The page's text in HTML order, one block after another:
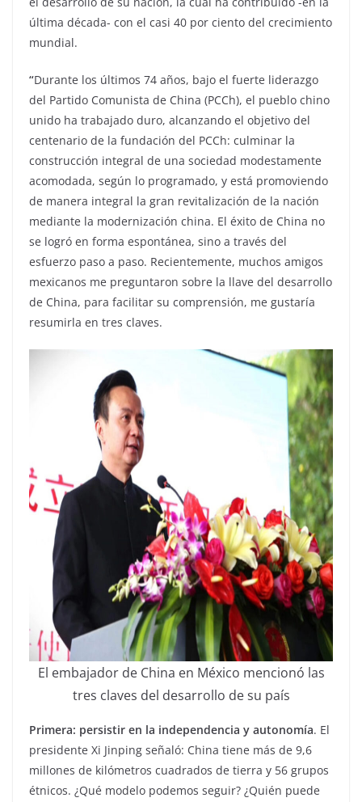
última década- con el casi 40 por ciento del crecimiento
mundial.
“Durante los últimos 74 años, bajo el fuerte liderazgo
del Partido Comunista de China (PCCh), el pueblo chino
unido ha trabajado duro, alcanzando el objetivo del
centenario de la fundación del PCCh: culminar la
construcción integral de una sociedad modestamente
acomodada, según lo programado, y está promoviendo
de manera integral la gran revitalización de la nación
mediante la modernización china. El éxito de China no
se logró en forma espontánea, sino a través del
esfuerzo paso a paso. Recientemente, muchos amigos
mexicanos me preguntaron sobre la llave del desarrollo
de China, para facilitar su comprensión, me gustaría
resumirla en tres claves.
El embajador de China en México mencionó las
tres claves del desarrollo de su país
Primera: persistir en la independencia y autonomía. El
presidente Xi Jinping señaló: China tiene más de 9,6
millones de kilómetros cuadrados de tierra y 56 grupos
étnicos. ¿Qué modelo podemos seguir? ¿Quién puede